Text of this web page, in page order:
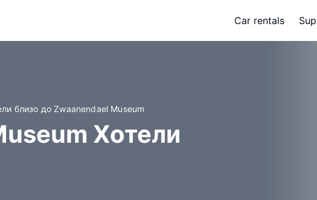
Car rentals
близо до Zwaanendael Museum
Хотели